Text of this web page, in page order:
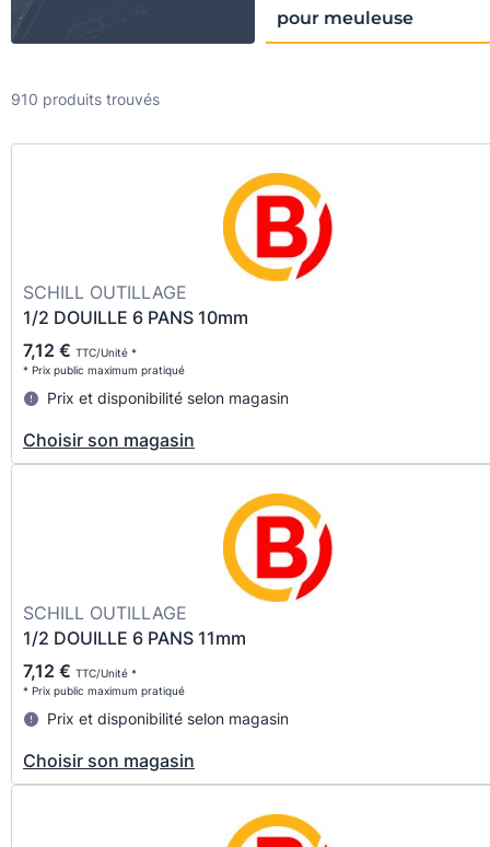
pour meuleuse
910 produits trouvés
SCHILL OUTILLAGE
1/2 DOUILLE 6 PANS 10mm
7,12 € TTC/Unité *
* Prix public maximum pratiqué
Prix et disponibilité selon magasin
Choisir son magasin
SCHILL OUTILLAGE
1/2 DOUILLE 6 PANS 11mm
7,12 € TTC/Unité *
* Prix public maximum pratiqué
Prix et disponibilité selon magasin
Choisir son magasin